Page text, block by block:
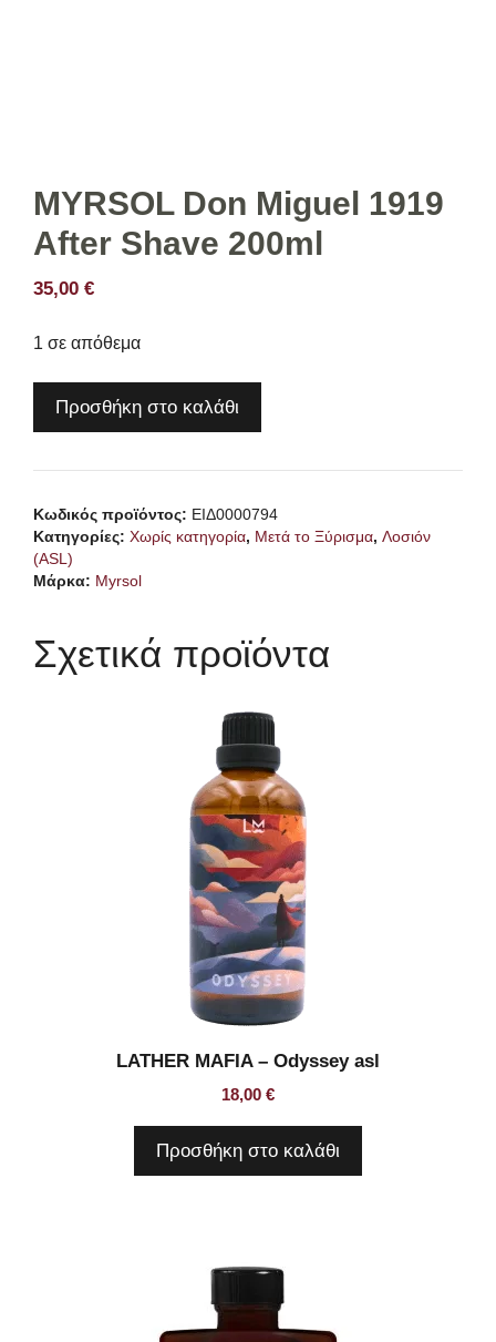
MYRSOL Don Miguel 1919
After Shave 200ml
35,00 €
1 σε απόθεμα
1919
After
Shave
200ml
ποσότητα
Προσθήκη στο καλάθι
Κωδικός προϊόντος: ΕΙΔ0000794
Κατηγορίες: Χωρίς κατηγορία, Μετά το Ξύρισμα, Λοσιόν
(ASL)
Μάρκα: Myrsol
Σχετικά προϊόντα
LATHER MAFIA – Odyssey asl
18,00 €
Προσθήκη στο καλάθι